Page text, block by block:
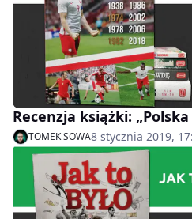
Recenzja książki:
TOMEK SOWA8 stycznia 2019,